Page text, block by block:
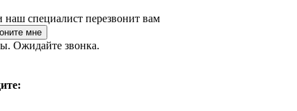
наш специалист перезвонит вам
Ожидайте звонка.